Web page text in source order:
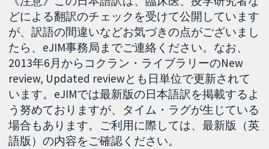
どによる翻訳のチェックを受けて公開しています
が、訳語の間違いなどお気づきの点がございまし
たら、eJIM事務局までご連絡ください。なお、
2013年6月からコクラン・ライブラリーのNew
review, Updated reviewとも日単位で更新されて
います。eJIMでは最新版の日本語訳を掲載するよ
う努めておりますが、タイム・ラグが生じている
場合もあります。ご利用に際しては、最新版（英
語版）の内容をご確認ください。